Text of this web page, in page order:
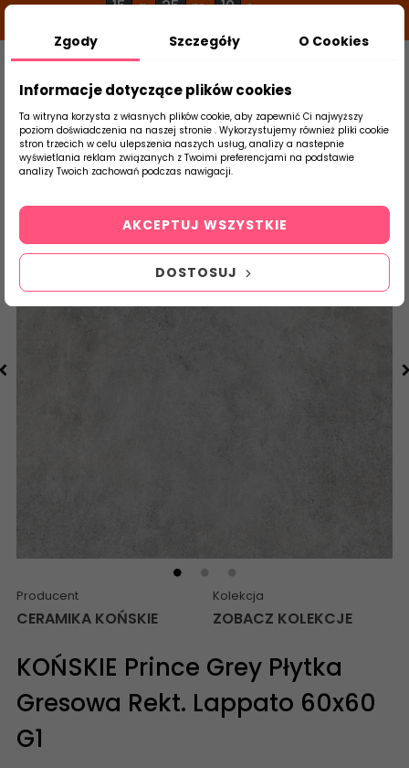
15 g 25 m 10 s
Szukaj
produktu
Strona Główna Salon / Taras
Producent
CERAMIKA KOŃSKIE
Kolekcja
ZOBACZ KOLEKCJE
KOŃSKIE Prince Grey Płytka
Gresowa Rekt. Lappato 60x60
G1
Zgody Szczegóły O Cookies
Informacje dotyczące plików cookies
Ta witryna korzysta z własnych plików cookie, aby zapewnić Ci najwyższy
poziom doświadczenia na naszej stronie . Wykorzystujemy również pliki cookie
stron trzecich w celu ulepszenia naszych usług, analizy a nastepnie
wyświetlania reklam związanych z Twoimi preferencjami na podstawie
analizy Twoich zachowań podczas nawigacji.
DOSTOSUJ
AKCEPTUJ WSZYSTKIE